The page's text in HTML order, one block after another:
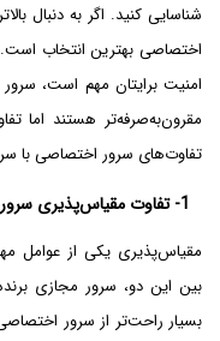
شناسایی کنید. اگر به دنبال
اختصاصی بهترین انتخاب است.
امنیت برایتان مهم است،
مقرون‌به‌صرفه‌تر هستند اما
تفاوت‌های سرور اختصاصی با
1- تفاوت مقیاس‌پذیری سرور مجازی و سرور اختصاصی
مقیاس‌پذیری یکی از عوامل
بین این دو، سرور مجازی
بسیار راحت‌تر از سرور